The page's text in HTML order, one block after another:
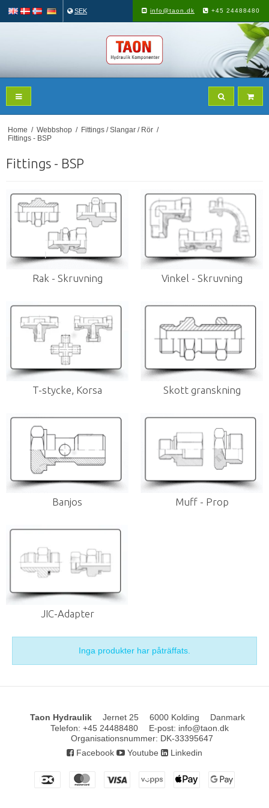
SEK info@taon.dk +45 24488480
Home / Webbshop / Fittings / Slangar / Rör /
Fittings - BSP
Fittings - BSP
Rak - Skruvning Vinkel - Skruvning
T-stycke, Korsa Skott granskning
Banjos Muff - Prop
JIC-Adapter
Inga produkter har påträffats.
Taon Hydraulik Jernet 25 6000 Kolding
Danmark
Telefon: +45 24488480 E-post: info@taon.dk
Organisationsnummer: DK-33395647
Facebook
Youtube Linkedin